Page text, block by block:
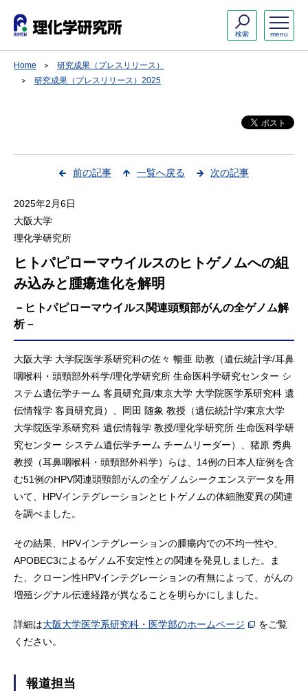
menu
検索
Home
研究成果（プレスリリース）
研究成果（プレスリリース）2025
前の記事 一覧へ戻る 次の記事
2025年2月6日
大阪大学
理化学研究所
ヒトパピローマウイルスのヒトゲノムへの組
み込みと腫瘍進化を解明
－ヒトパピローマウイルス関連頭頸部がんの全ゲノム解
析－
大阪大学 大学院医学系研究科の佐々 暢亜 助教（遺伝統計学/耳鼻
咽喉科・頭頸部外科学/理化学研究所 生命医科学研究センター シ
ステム遺伝学チーム 客員研究員/東京大学 大学院医学系研究科 遺
伝情報学 客員研究員）、岡田 随象 教授（遺伝統計学/東京大学
大学院医学系研究科 遺伝情報学 教授/理化学研究所 生命医科学研
究センター システム遺伝学チーム チームリーダー）、猪原 秀典
教授（耳鼻咽喉科・頭頸部外科学）らは、14例の日本人症例を含
む51例のHPV関連頭頸部がんの全ゲノムシークエンスデータを用
いて、HPVインテグレーションとヒトゲノムの体細胞変異の関連
を調べました。
その結果、HPVインテグレーションの腫瘍内での不均一性や、
APOBEC3によるゲノム不安定性との関連を発見しました。ま
た、クローン性HPVインテグレーションの有無によって、がんの
増殖シグナル伝達経路が異なることを明らかにしました。
詳細は大阪大学医学系研究科・医学部のホームページ
をご覧
ください。
報道担当